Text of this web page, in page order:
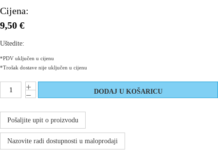
Cijena:
9,50 €
Uštedite:
*PDV uključen u cijenu
*Trošak dostave nije uključen u cijenu
Pošaljite upit o proizvodu
Nazovite radi dostupnosti u maloprodaji